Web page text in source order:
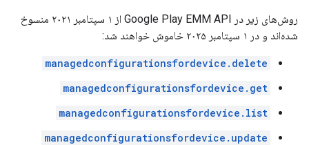
روش‌های زیر در Google Play EMM API از ۱ سپتامبر ۲۰۲۱ منسوخ
شده‌اند و در ۱ سپتامبر ۲۰۲۵ خاموش خواهند شد:
managedconfigurationsfordevice.delete
managedconfigurationsfordevice.get
managedconfigurationsfordevice.list
managedconfigurationsfordevice.update